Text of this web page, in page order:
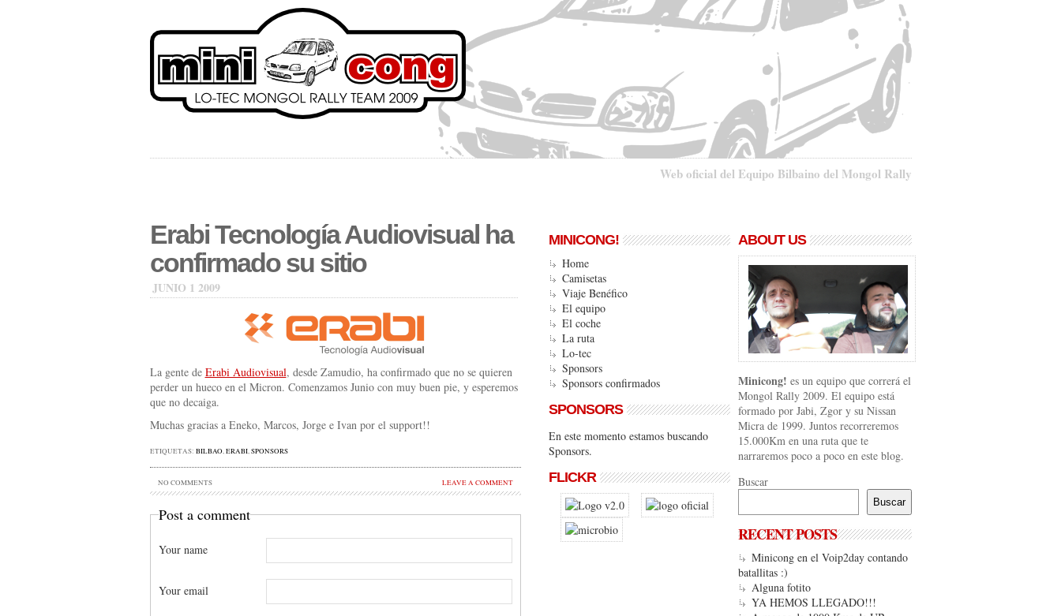
Web oficial del Equipo Bilbaino del Mongol Rally
Erabi Tecnología Audiovisual ha
confirmado su sitio
JUNIO 1 2009
La gente de Erabi Audiovisual, desde Zamudio, ha confirmado que no se quieren
perder un hueco en el Micron. Comenzamos Junio con muy buen pie, y esperemos
que no decaiga.
Muchas gracias a Eneko, Marcos, Jorge e Ivan por el support!!
ETIQUETAS: BILBAO,ERABI,SPONSORS
NO COMMENTS LEAVE A COMMENT
Post a comment
Your name
Your email
MINICONG!
Home
Camisetas
Viaje Benéfico
El equipo
El coche
La ruta
Lo-tec
Sponsors
Sponsors confirmados
SPONSORS
En este momento estamos buscando
Sponsors.
FLICKR
ABOUT US
Minicong! es un equipo que correrá el
Mongol Rally 2009. El equipo está
formado por Jabi, Zgor y su Nissan
Micra de 1999. Juntos recorreremos
15.000Km en una ruta que te
narraremos poco a poco en este blog.
Buscar
Buscar
RECENT POSTS
Minicong en el Voip2day contando
batallitas :)
Alguna fotito
YA HEMOS LLEGADO!!!